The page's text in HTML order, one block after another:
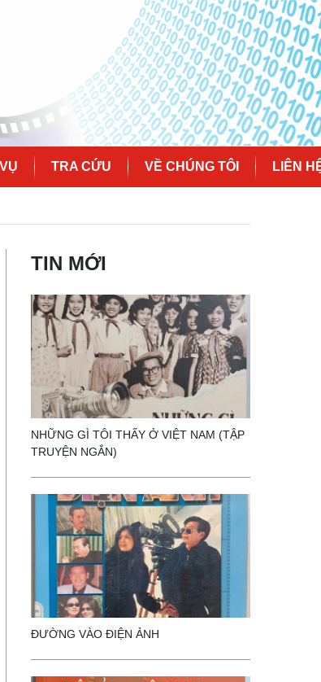
TRA CỨU VỀ CHÚNG TÔI LIÊN
TIN MỚI
NHỮNG GÌ TÔI THẤY Ở VIỆT NAM (TẬP
TRUYỆN NGẮN)
ĐƯỜNG VÀO ĐIỆN ẢNH